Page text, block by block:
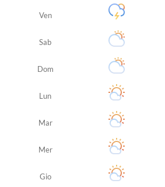
Ven
Sab
Dom
Lun
Mar
Mer
Gio